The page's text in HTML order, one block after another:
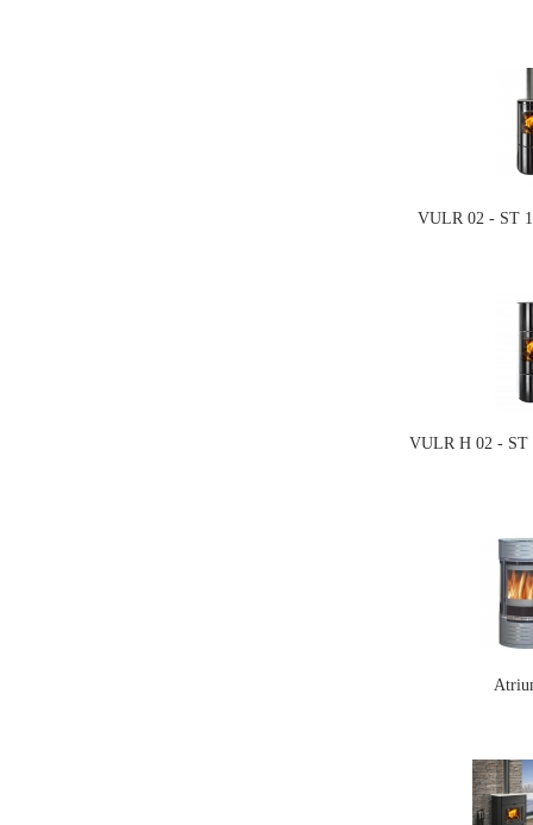
VULR 02 - ST
VULR H 02 - ST